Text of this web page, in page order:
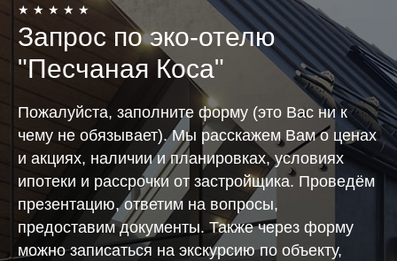
★ ★ ★ ★ ★
Запрос по эко-отелю
"Песчаная Коса"
Пожалуйста, заполните форму (это Вас ни к
чему не обязывает). Мы расскажем Вам о ценах
и акциях, наличии и планировках, условиях
ипотеки и рассрочки от застройщика. Проведём
презентацию, ответим на вопросы,
предоставим документы. Также через форму
можно записаться на экскурсию по объекту,